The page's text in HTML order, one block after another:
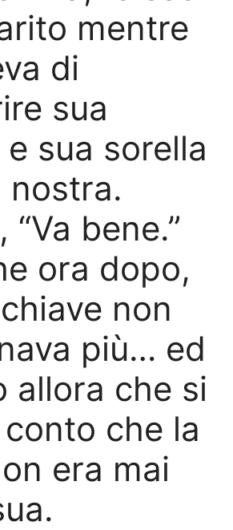
mentre
di
sua
sua sorella
nostra.
“Va bene.”
ora dopo,
non
più… ed
allora che si
che la
era mai